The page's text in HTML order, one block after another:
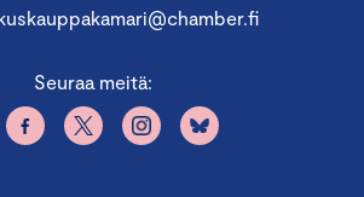
Seuraa meitä: